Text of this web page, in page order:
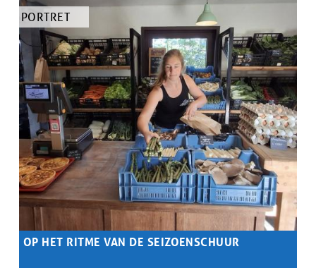
TYPE
ARTIKEL
PORTRET
OP HET RITME VAN DE SEIZOENSCHUUR